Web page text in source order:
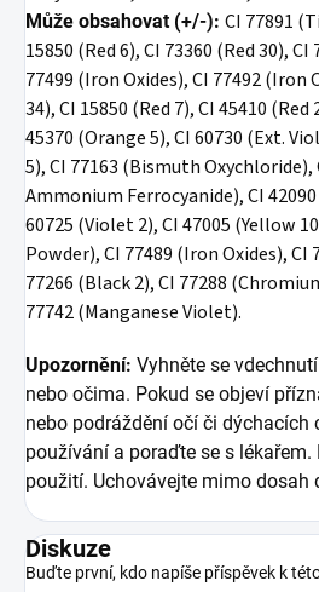
Může obsahovat (+/-): CI 77891
15850 (Red 6), CI 73360 (Red 30), CI
77499 (Iron Oxides), CI 77492 (Iron
34), CI 15850 (Red 7), CI 45410 (Red
45370 (Orange 5), CI 60730 (Ext.
5), CI 77163 (BismuthOxychloride),
Ammonium Ferrocyanide), CI 42090
60725 (Violet 2), CI 47005 (Yellow
Powder), CI 77489 (IronOxides), CI
77266 (Black 2), CI 77288
77742 (Manganese Violet).
Upozornění: Vyhněte se
nebo očima. Pokud se objeví
nebo podráždění očí či dýchacích
používání a poraďte se s lékařem.
použití. Uchovávejte mimo dosah
Diskuze
Buďte první, kdo napíše příspěvek k